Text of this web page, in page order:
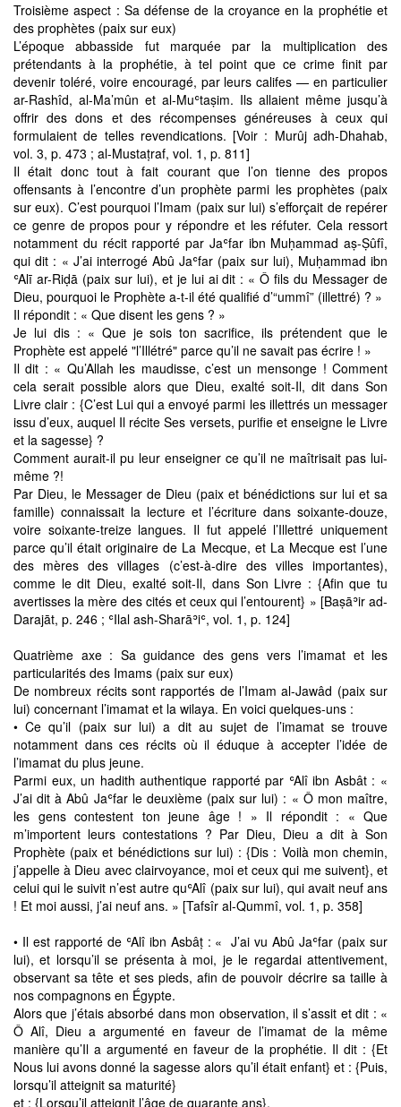
Troisième aspect : Sa défense de la croyance en la prophétie et
des prophètes (paix sur eux)
L’époque abbasside fut marquée par la multiplication des
prétendants à la prophétie, à tel point que ce crime finit par
devenir toléré, voire encouragé, par leurs califes — en particulier
ar-Rashîd, al-Ma’mûn et al-Muʿtaṣim. Ils allaient même jusqu’à
offrir des dons et des récompenses généreuses à ceux qui
formulaient de telles revendications. [Voir : Murûj adh-Dhahab,
vol. 3, p. 473 ; al-Mustaṭraf, vol. 1, p. 811]
Il était donc tout à fait courant que l’on tienne des propos
offensants à l’encontre d’un prophète parmi les prophètes (paix
sur eux). C’est pourquoi l’Imam (paix sur lui) s’efforçait de repérer
ce genre de propos pour y répondre et les réfuter. Cela ressort
notamment du récit rapporté par Jaʿfar ibn Muḥammad aṣ-Ṣûfî,
qui dit : « J’ai interrogé Abû Jaʿfar (paix sur lui), Muḥammad ibn
ʿAlī ar-Riḍā (paix sur lui), et je lui ai dit : « Ô fils du Messager de
Dieu, pourquoi le Prophète a-t-il été qualifié d’“ummî” (illettré) ? »
Il répondit : « Que disent les gens ? »
Je lui dis : « Que je sois ton sacrifice, ils prétendent que le
Prophète est appelé "l’Illétré" parce qu’il ne savait pas écrire ! »
Il dit : « Qu’Allah les maudisse, c’est un mensonge ! Comment
cela serait possible alors que Dieu, exalté soit-Il, dit dans Son
Livre clair : {C’est Lui qui a envoyé parmi les illettrés un messager
issu d’eux, auquel Il récite Ses versets, purifie et enseigne le Livre
et la sagesse} ?
Comment aurait-il pu leur enseigner ce qu’il ne maîtrisait pas lui-
même ?!
Par Dieu, le Messager de Dieu (paix et bénédictions sur lui et sa
famille) connaissait la lecture et l’écriture dans soixante-douze,
voire soixante-treize langues. Il fut appelé l’Illettré uniquement
parce qu’il était originaire de La Mecque, et La Mecque est l’une
des mères des villages (c’est-à-dire des villes importantes),
comme le dit Dieu, exalté soit-Il, dans Son Livre : {Afin que tu
avertisses la mère des cités et ceux qui l’entourent} » [Baṣāʾir ad-
Darajāt, p. 246 ; ʿIlal ash-Sharāʾiʿ, vol. 1, p. 124]
Quatrième axe : Sa guidance des gens vers l’imamat et les
particularités des Imams (paix sur eux)
De nombreux récits sont rapportés de l’Imam al-Jawâd (paix sur
lui) concernant l’imamat et la wilaya. En voici quelques-uns :
• Ce qu’il (paix sur lui) a dit au sujet de l’imamat se trouve
notamment dans ces récits où il éduque à accepter l’idée de
l’imamat du plus jeune.
Parmi eux, un hadith authentique rapporté par ʿAlî ibn Asbât : «
J’ai dit à Abû Jaʿfar le deuxième (paix sur lui) : « Ô mon maître,
les gens contestent ton jeune âge ! » Il répondit : « Que
m’importent leurs contestations ? Par Dieu, Dieu a dit à Son
Prophète (paix et bénédictions sur lui) : {Dis : Voilà mon chemin,
j’appelle à Dieu avec clairvoyance, moi et ceux qui me suivent}, et
celui qui le suivit n’est autre quʿAlî (paix sur lui), qui avait neuf ans
! Et moi aussi, j’ai neuf ans. » [Tafsîr al-Qummî, vol. 1, p. 358]
• Il est rapporté de ʿAlî ibn Asbâṭ : « J’ai vu Abû Jaʿfar (paix sur
lui), et lorsqu’il se présenta à moi, je le regardai attentivement,
observant sa tête et ses pieds, afin de pouvoir décrire sa taille à
nos compagnons en Égypte.
Alors que j’étais absorbé dans mon observation, il s’assit et dit : «
Ô Alî, Dieu a argumenté en faveur de l’imamat de la même
manière qu’Il a argumenté en faveur de la prophétie. Il dit : {Et
Nous lui avons donné la sagesse alors qu’il était enfant} et : {Puis,
lorsqu’il atteignit sa maturité}
et : {Lorsqu’il atteignit l’âge de quarante ans}.